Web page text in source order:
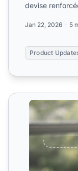
devise
Jan 22, 2026 5
Product
Fonctionnalité API